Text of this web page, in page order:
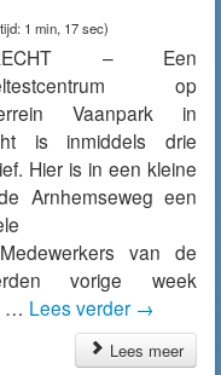
1 min, 17 sec)
– Een
op
Vaanpark in
is inmiddels drie
Hier is in een kleine
Arnhemseweg een
van de
vorige week
… Lees verder →
Lees meer